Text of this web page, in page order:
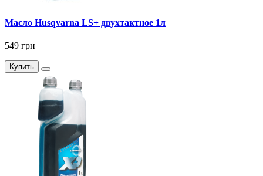
Масло Husqvarna LS+ двухтактное 1л
549 грн
Купить